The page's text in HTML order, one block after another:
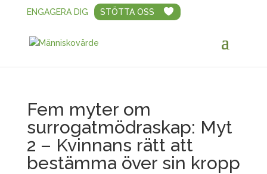
ENGAGERA DIG STÖTTA OSS
Fem myter om
surrogatmödraskap: Myt
2 – Kvinnans rätt att
bestämma över sin kropp